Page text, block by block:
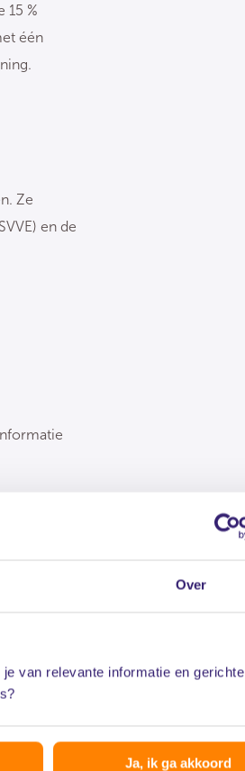
Over
van relevante informatie en gerichte
Ja, ik ga akkoord
15 %
één
Ze
en de